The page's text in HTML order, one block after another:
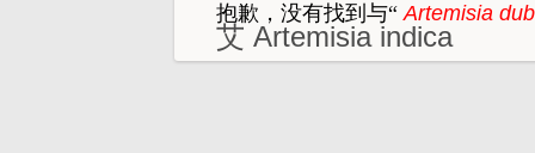
抱歉，没有找到与“Artemisia
艾 Artemisia indica